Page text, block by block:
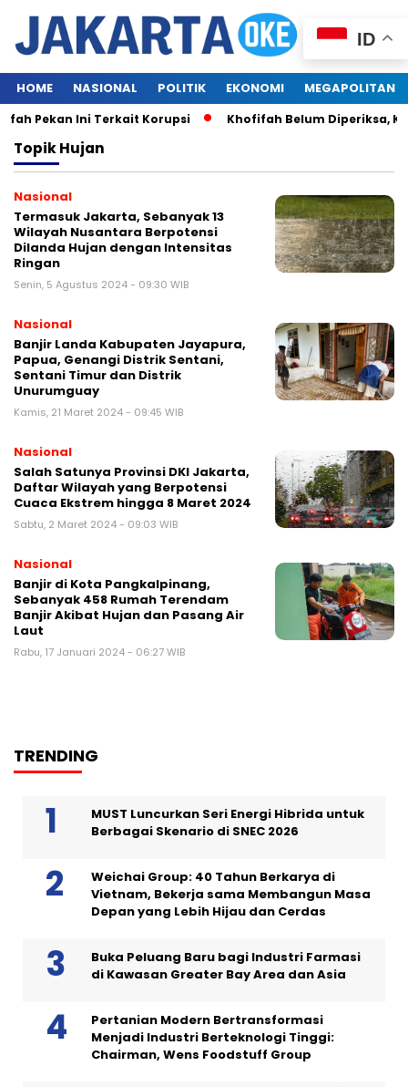
HOME NASIONAL POLITIK EKONOMI MEGAPOLITAN
Pekan Ini Terkait Korupsi Khofifah Belum Diperiksa,
TopikHujan
Nasional
Termasuk Jakarta, Sebanyak 13
Wilayah Nusantara Berpotensi
Dilanda Hujan dengan Intensitas
Ringan
Senin, 5 Agustus 2024 - 09:30 WIB
Nasional
Banjir Landa Kabupaten Jayapura,
Papua, Genangi Distrik Sentani,
Sentani Timur dan Distrik
Unurumguay
Kamis, 21 Maret 2024 - 09:45 WIB
Nasional
Salah Satunya Provinsi DKI Jakarta,
Daftar Wilayah yang Berpotensi
Cuaca Ekstrem hingga 8 Maret 2024
Sabtu, 2 Maret 2024 - 09:03 WIB
Nasional
Banjir di Kota Pangkalpinang,
Sebanyak 458 Rumah Terendam
Banjir Akibat Hujan dan Pasang Air
Laut
Rabu, 17 Januari 2024 - 06:27 WIB
TRENDING
MUST Luncurkan Seri Energi Hibrida untuk
Berbagai Skenario di SNEC 2026
Weichai Group: 40 Tahun Berkarya di
Vietnam, Bekerja sama Membangun Masa
Depan yang Lebih Hijau dan Cerdas
Buka Peluang Baru bagi Industri Farmasi
di Kawasan Greater Bay Area dan Asia
Pertanian Modern Bertransformasi
Menjadi Industri Berteknologi Tinggi:
Chairman, Wens Foodstuff Group
ID